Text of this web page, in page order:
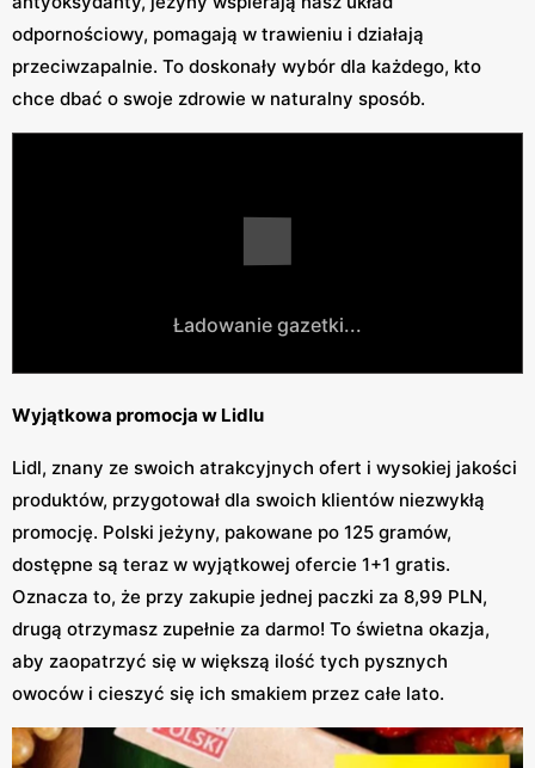
odpornościowy, pomagają w trawieniu i działają
przeciwzapalnie. To doskonały wybór dla każdego, kto
chce dbać o swoje zdrowie w naturalny sposób.
Ładowanie gazetki...
Wyjątkowa promocja w Lidlu
Lidl, znany ze swoich atrakcyjnych ofert i wysokiej jakości
produktów, przygotował dla swoich klientów niezwykłą
promocję. Polski jeżyny, pakowane po 125 gramów,
dostępne są teraz w wyjątkowej ofercie 1+1 gratis.
Oznacza to, że przy zakupie jednej paczki za 8,99 PLN,
drugą otrzymasz zupełnie za darmo! To świetna okazja,
aby zaopatrzyć się w większą ilość tych pysznych
owoców i cieszyć się ich smakiem przez całe lato.